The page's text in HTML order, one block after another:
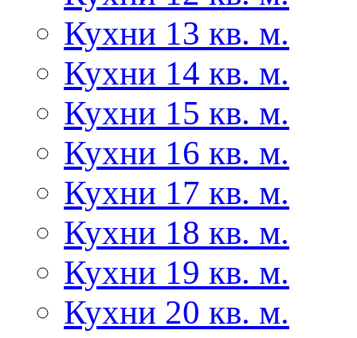
Кухни 13 кв. м.
Кухни 14 кв. м.
Кухни 15 кв. м.
Кухни 16 кв. м.
Кухни 17 кв. м.
Кухни 18 кв. м.
Кухни 19 кв. м.
Кухни 20 кв. м.